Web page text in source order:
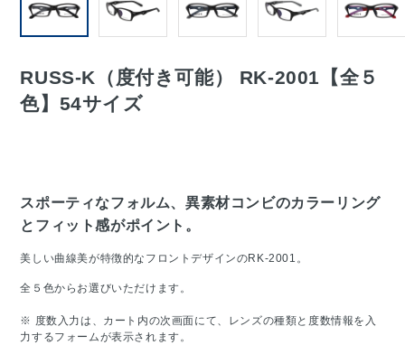
RUSS-K（度付き可能） RK-2001【全５
色】54サイズ
スポーティなフォルム、異素材コンビのカラーリング
とフィット感がポイント。
美しい曲線美が特徴的なフロントデザインのRK-2001。
全５色からお選びいただけます。
※ 度数入力は、カート内の次画面にて、レンズの種類と度数情報を入
力するフォームが表示されます。